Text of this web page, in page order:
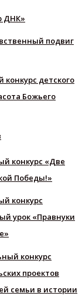
ДНК»
подвиг
детского
Божьего
конкурс «Две
Победы!»
конкурс
урок «Правнуки
конкурс
проектов
семьи в истории